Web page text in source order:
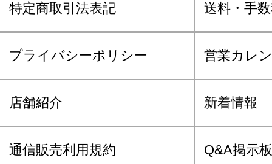
特定商取引法表記 送料・手
プライバシーポリシー 営業カレ
店舗紹介 新着情報
通信販売利用規約 Q&A掲示板